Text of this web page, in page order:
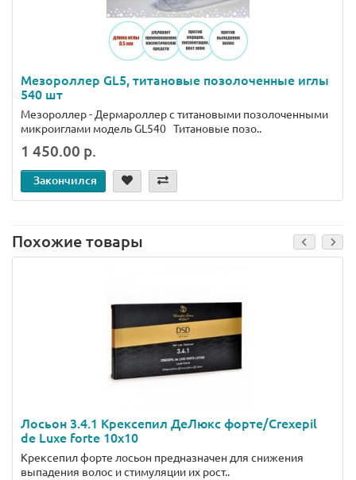
Мезороллер GL5, титановые позолоченные иглы
540 шт
Мезороллер - Дермароллер с титановыми позолоченными
микроиглами модель GL540 Титановые позо..
1 450.00 р.
Закончился
Похожие товары
Лосьон 3.4.1 Крексепил ДеЛюкс форте/Crexepil
de Luxe forte 10х10
Крексепил форте лосьон предназначен для снижения
выпадения волос и стимуляции их рост..